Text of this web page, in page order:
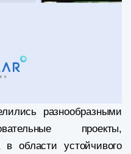
разнообразными
проекты,
области устойчивого